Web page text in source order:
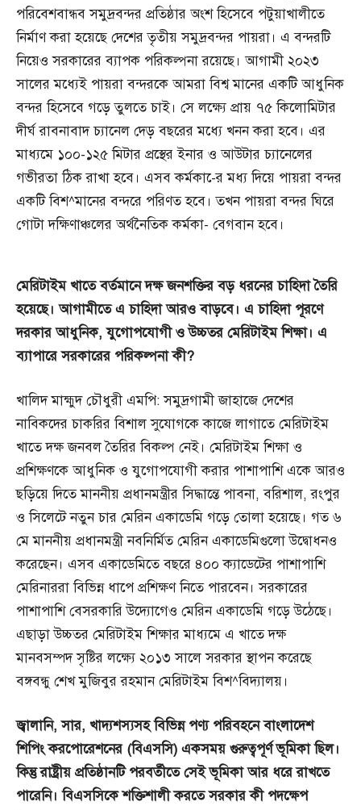
পরিবেশবান্ধব সমুদ্রবন্দর প্রতিষ্ঠার অংশ হিসেবে পটুয়াখালীতে
নির্মাণ করা হয়েছে দেশের তৃতীয় সমুদ্রবন্দর পায়রা। এ বন্দরটি
নিয়েও সরকারের ব্যাপক পরিকল্পনা রয়েছে। আগামী ২০২৩
সালের মধ্যেই পায়রা বন্দরকে আমরা বিশ্ব মানের একটি আধুনিক
বন্দর হিসেবে গড়ে তুলতে চাই। সে লক্ষ্যে প্রায় ৭৫ কিলোমিটার
দীর্ঘ রাবনাবাদ চ্যানেল দেড় বছরের মধ্যে খনন করা হবে। এর
মাধ্যমে ১০০-১২৫ মিটার প্রস্থের ইনার ও আউটার চ্যানেলের
গভীরতা ঠিক রাখা হবে। এসব কর্মকা-ের মধ্য দিয়ে পায়রা বন্দর
একটি বিশ^মানের বন্দরে পরিণত হবে। তখন পায়রা বন্দর ঘিরে
গোটা দক্ষিণাঞ্চলের অর্থনৈতিক কর্মকা- বেগবান হবে।
মেরিটাইমখাতেবর্তমানেদক্ষজনশক্তিরবড় ধরনেরচাহিদাতৈরি
হয়েছে।আগামীতেএচাহিদাআরওবাড়বে। এচাহিদা পূরণে
দরকারআধুনিক,যুগোপযোগীওউচ্চতরমেরিটাইমশিক্ষা। এ
ব্যাপারেসরকারের পরিকল্পনাকী?
খালিদ মাহ্মুদ চৌধুরী এমপি: সমুদ্রগামী জাহাজে দেশের
নাবিকদের চাকরির বিশাল সুযোগকে কাজে লাগাতে মেরিটাইম
খাতে দক্ষ জনবল তৈরির বিকল্প নেই। মেরিটাইম শিক্ষা ও
প্রশিক্ষণকে আধুনিক ও যুগোপযোগী করার পাশাপাশি একে আরও
ছড়িয়ে দিতে মাননীয় প্রধানমন্ত্রীর সিদ্ধান্তে পাবনা, বরিশাল, রংপুর
ও সিলেটে নতুন চার মেরিন একাডেমি গড়ে তোলা হয়েছে। গত ৬
মে মাননীয় প্রধানমন্ত্রী নবনির্মিত মেরিন একাডেমিগুলো উদ্বোধনও
করেছেন। এসব একাডেমিতে বছরে ৪০০ ক্যাডেটের পাশাপাশি
মেরিনাররা বিভিন্ন ধাপে প্রশিক্ষণ নিতে পারবেন। সরকারের
পাশাপাশি বেসরকারি উদ্যোগেও মেরিন একাডেমি গড়ে উঠেছে।
এছাড়া উচ্চতর মেরিটাইম শিক্ষার মাধ্যমে এ খাতে দক্ষ
মানবসম্পদ সৃষ্টির লক্ষ্যে ২০১৩ সালে সরকার স্থাপন করেছে
বঙ্গবন্ধু শেখ মুজিবুর রহমান মেরিটাইম বিশ^বিদ্যালয়।
জ্বালানি,সার, খাদ্যশস্যসহবিভিন্নপণ্য পরিবহনেবাংলাদেশ
শিপিংকরপোরেশনের (বিএসসি) একসময়গুরুত্বপূর্ণভূমিকাছিল।
কিন্তুরাষ্ট্রীয়প্রতিষ্ঠানটিপরবর্তীতেসেইভূমিকাআর ধরেরাখতে
পারেনি।বিএসসিকেশক্তিশালীকরতেসরকারকীপদক্ষেপ